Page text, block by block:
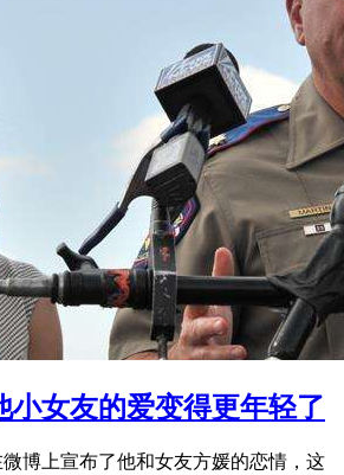
小女友的爱变得更年轻了
博上宣布了他和女友方媛的恋情，这